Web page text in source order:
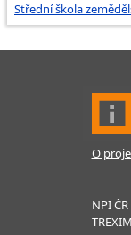
Střední škola
O
NPI